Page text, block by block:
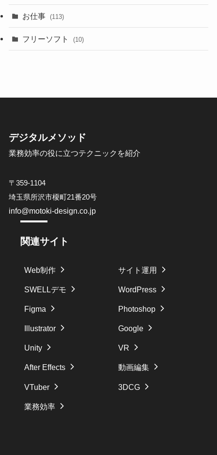
お仕事 (113)
フリーソフト (10)
デジタルメソッド
業務効率の役に立つテクニックを紹介
〒359-1104
埼玉県所沢市榎町21番20号
info@motoki-design.co.jp
関連サイト
Web制作 サイト運用
SWELLデモ WordPress
Figma Photoshop
Illustrator Google
Unity VR
After Effects 動画編集
VTuber 3DCG
業務効率